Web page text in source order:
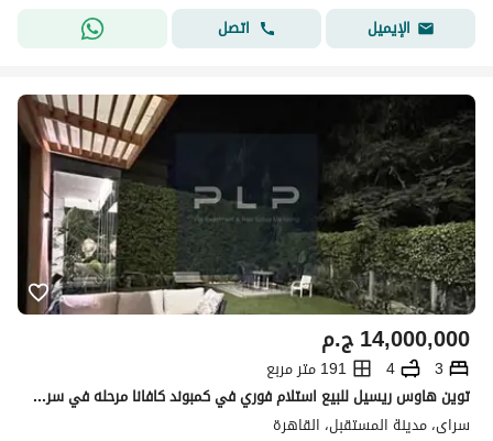
الإيميل
اتصل
ج.م14,000,000
3
4
191 متر مربع
توين هاوس ريسيل للبيع استلام فوري في كمبوند كافانا مرحله في سراي - villa for sale in Sarai compound New Cairo
سراى، مدينة المستقبل، القاهرة